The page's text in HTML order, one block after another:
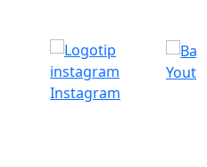
Instagram